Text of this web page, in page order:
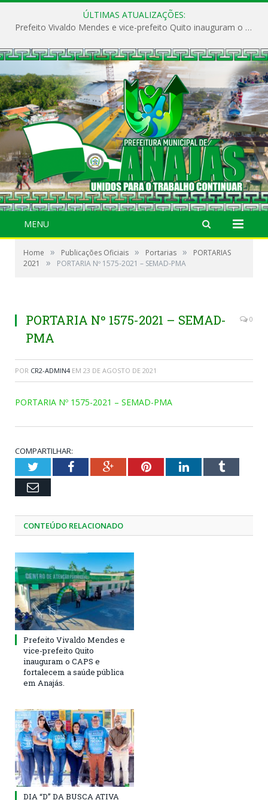
ÚLTIMAS ATUALIZAÇÕES:
Prefeito Vivaldo Mendes e vice-prefeito Quito inauguram o CAPS e fortalecem a saúde pública em Anajás.
MENU
Home » Publicações Oficiais » Portarias »
PORTARIAS
2021
» PORTARIA Nº 1575-2021 – SEMAD-PMA
PORTARIA Nº 1575-2021 – SEMAD-
PMA
0
POR CR2-ADMIN4 EM 23 DE AGOSTO DE 2021
PORTARIA Nº 1575-2021 – SEMAD-PMA
COMPARTILHAR:
TwitterFacebookGoogle+PinterestLinkedInTumblr
Email
CONTEÚDO RELACIONADO
Prefeito Vivaldo Mendes e
vice-prefeito Quito
inauguram o CAPS e
fortalecem a saúde pública
em Anajás.
DIA “D” DA BUSCA ATIVA